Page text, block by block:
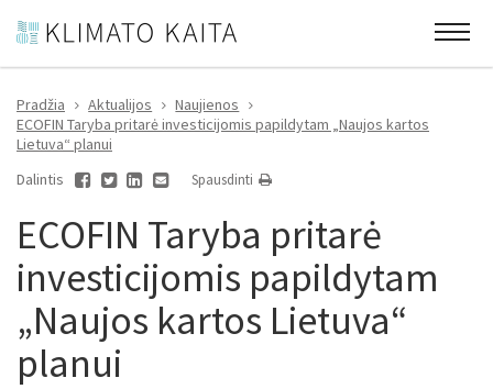
Pradžia Aktualijos
Naujienos
ECOFIN Taryba pritarė investicijomis papildytam „Naujos kartos
Lietuva“ planui
Dalintis
Spausdinti
ECOFIN Taryba pritarė
investicijomis papildytam
„Naujos kartos Lietuva“
planui